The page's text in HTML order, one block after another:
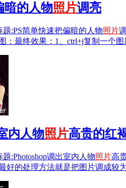
暗的人物照片调亮
:PS简单快速把偏暗的人物照片
：最终效果：1、ctrl+j复制一个
内人物照片高贵的红
题:Photoshop调出室内人物照片高
好的处理方法就是把图片调成较